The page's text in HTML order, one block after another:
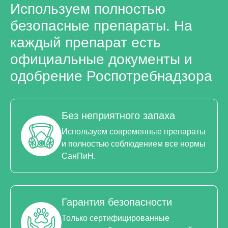
дезинфекции идезинсекции.
Большего эффекта можно добиться путем тотальной
обработки всех помещений дома, включая подвал.
Коллектив собственников квартир получают двойную
выгоду:
Платят за услуги с 50%-ной скидкой.
Владельцам новых частных домов
тоже нужна помощь СЭС Санитар в
Волоколамск
В городе активно разрастается частный сектор. Все
больше людей стремится из утомительных
мегаполисов перебраться поближе к природе. На
Используем полностью
безопасные препараты. На
каждый препарат есть
официальные документы и
одобрение Роспотребнадзора
Без неприятного запаха
Используем современные препараты
и полностью соблюдением все нормы
СанПиН.
Гарантия безопасности
Только сертифицированные